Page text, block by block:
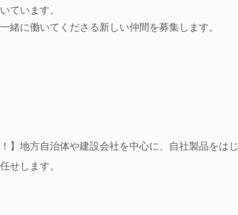
ています。
緒に働いてくださる新しい仲間を募集します。
】地方自治体や建設会社を中心に、自社製品をはじ
せします。